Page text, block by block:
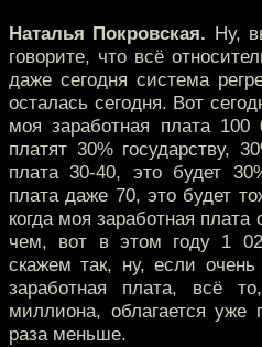
Наталья Покровская. Ну,
говорите, что всё
даже сегодня система
осталась сегодня. Вот
моя заработная плата 100
платят 30% государству,
плата 30-40, это будет
плата даже 70, это будет
когда моя заработная
чем, вот в этом году 1
скажем так, ну, если
заработная плата, всё
миллиона, облагается уже
раза меньше.